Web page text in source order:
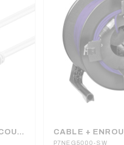
CABLE PATCH CAT6X1 COUDE UTP BLANC RJ45 1M
P7NEG5000-SW